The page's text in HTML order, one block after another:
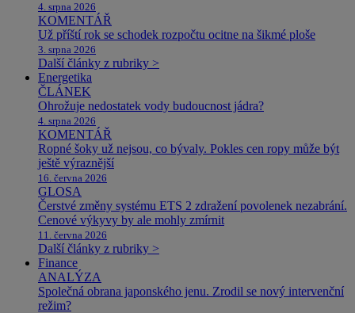
4. srpna 2026
KOMENTÁŘ
Už příští rok se schodek rozpočtu ocitne na šikmé ploše
3. srpna 2026
Další články z rubriky >
Energetika
ČLÁNEK
Ohrožuje nedostatek vody budoucnost jádra?
4. srpna 2026
KOMENTÁŘ
Ropné šoky už nejsou, co bývaly. Pokles cen ropy může být
ještě výraznější
16. června 2026
GLOSA
Čerstvé změny systému ETS 2 zdražení povolenek nezabrání.
Cenové výkyvy by ale mohly zmírnit
11. června 2026
Další články z rubriky >
Finance
ANALÝZA
Společná obrana japonského jenu. Zrodil se nový intervenční
režim?